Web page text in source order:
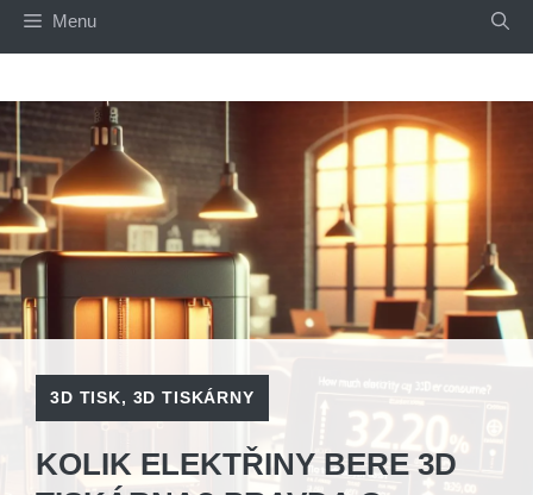
Menu
3D TISK, 3D TISKÁRNY
KOLIK ELEKTŘINY BERE 3D